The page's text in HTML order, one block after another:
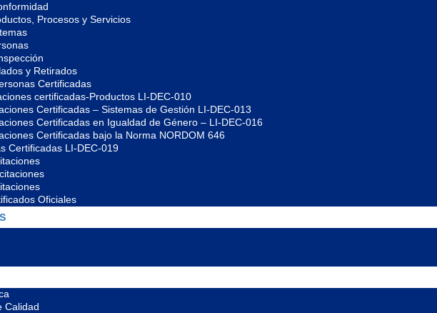
Procesos y Servicios
y Retirados
Certificadas
certificadas-Productos LI-DEC-010
Certificadas – Sistemas de Gestión LI-DEC-013
Certificadas en Igualdad de Género – LI-DEC-016
Certificadas bajo la Norma NORDOM 646
Certificadas LI-DEC-019
Oficiales
Calidad